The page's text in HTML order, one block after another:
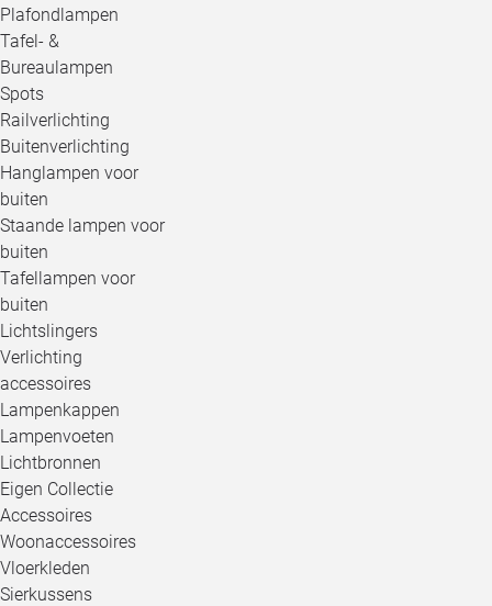
Plafondlampen
Tafel- &
Bureaulampen
Spots
Railverlichting
Buitenverlichting
Hanglampen voor
buiten
Staande lampen voor
buiten
Tafellampen voor
buiten
Lichtslingers
Verlichting
accessoires
Lampenkappen
Lampenvoeten
Lichtbronnen
Eigen Collectie
Accessoires
Woonaccessoires
Vloerkleden
Sierkussens